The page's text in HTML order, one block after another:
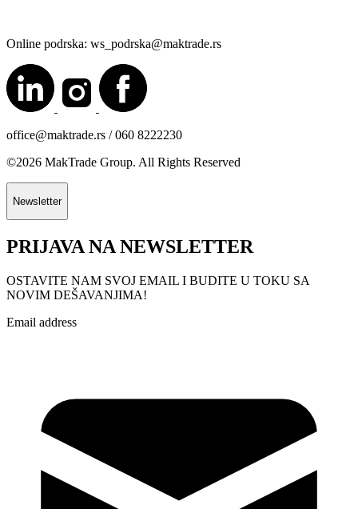
Online podrska: ws_podrska@maktrade.rs
office@maktrade.rs / 060 8222230
©2026 MakTrade Group. All Rights Reserved
Newsletter
PRIJAVA NA NEWSLETTER
OSTAVITE NAM SVOJ EMAIL I BUDITE U TOKU SA
NOVIM DEŠAVANJIMA!
Email address